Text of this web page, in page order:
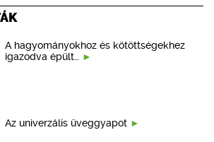
A hagyományokhoz és kötöttségekhez
igazodva épült…
Az univerzális üveggyapot